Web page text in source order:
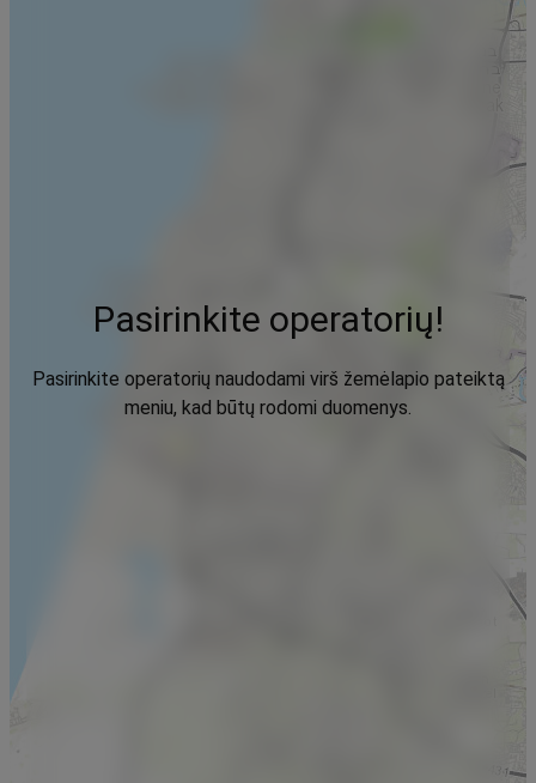
Pasirinkite operatorių!
Pasirinkite operatorių naudodami virš žemėlapio pateiktą
meniu, kad būtų rodomi duomenys.